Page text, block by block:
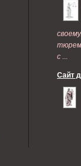
с ...
Сайт